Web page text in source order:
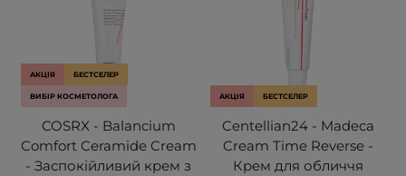
АКЦІЯ БЕСТСЕЛЕР
ВИБІР КОСМЕТОЛОГА
COSRX - Balancium
Comfort Ceramide Cream
- Заспокійливий крем з
АКЦІЯ БЕСТСЕЛЕР
Centellian24 - Madeca
Cream Time Reverse -
Крем для обличчя